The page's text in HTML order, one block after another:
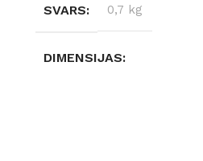
SVARS
0,7 kg
DIMENSIJAS
Aromatic